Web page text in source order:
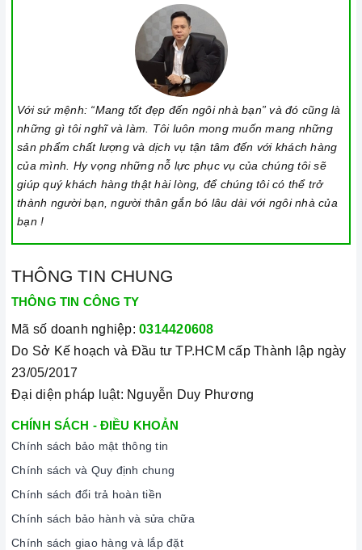
Với sứ mệnh: “Mang tốt đẹp đến ngôi nhà bạn” và đó cũng là
những gì tôi nghĩ và làm. Tôi luôn mong muốn mang những
sản phẩm chất lượng và dịch vụ tận tâm đến với khách hàng
của mình. Hy vọng những nỗ lực phục vụ của chúng tôi sẽ
giúp quý khách hàng thật hài lòng, để chúng tôi có thể trở
thành người bạn, người thân gắn bó lâu dài với ngôi nhà của
bạn !
THÔNG TIN CHUNG
THÔNG TIN CÔNG TY
Mã số doanh nghiệp: 0314420608
Do Sở Kế hoạch và Đầu tư TP.HCM cấp Thành lập ngày
23/05/2017
Đại diện pháp luật: Nguyễn Duy Phương
CHÍNH SÁCH - ĐIỀU KHOẢN
Chính sách bảo mật thông tin
Chính sách và Quy định chung
Chính sách đổi trả hoàn tiền
Chính sách bảo hành và sửa chữa
Chính sách giao hàng và lắp đặt